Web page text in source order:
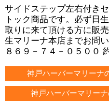
サイドステップ左右付き
トック商品です。必ず日
取りに来て頂ける方に販
生マリーナ本店までお問
８６９－７４－０５００
神戸ハーバーマリーナ
神戸ハーバーマリー